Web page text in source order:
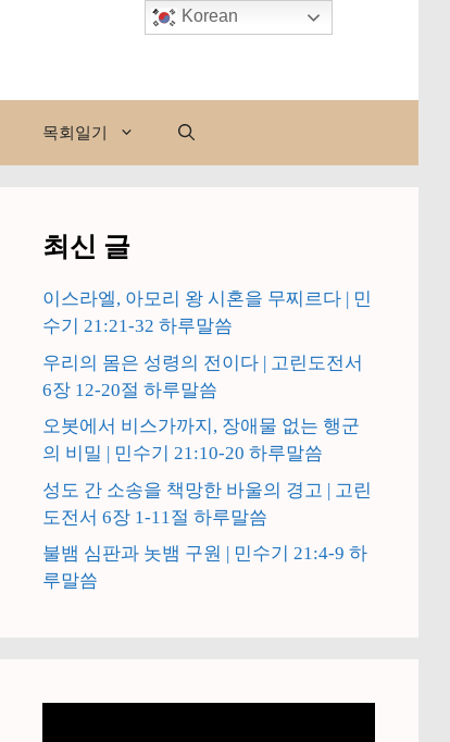
목회일기
최신 글
이스라엘, 아모리 왕 시혼을 무찌르다 | 민
수기 21:21-32 하루말씀
우리의 몸은 성령의 전이다 | 고린도전서
6장 12-20절 하루말씀
오봇에서 비스가까지, 장애물 없는 행군
의 비밀 | 민수기 21:10-20 하루말씀
성도 간 소송을 책망한 바울의 경고 | 고린
도전서 6장 1-11절 하루말씀
불뱀 심판과 놋뱀 구원 | 민수기 21:4-9 하
루말씀
Korean